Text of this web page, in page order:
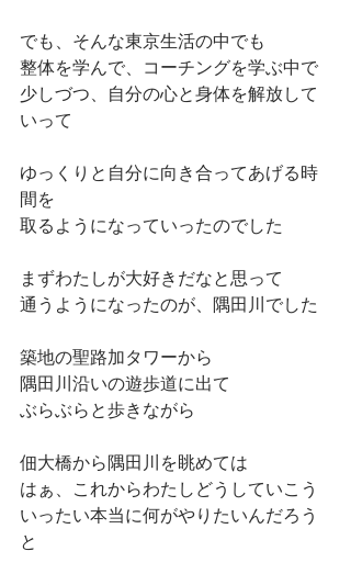
でも、そんな東京生活の中でも
整体を学んで、コーチングを学ぶ中で
少しづつ、自分の心と身体を解放して
いって
ゆっくりと自分に向き合ってあげる時
間を
取るようになっていったのでした
まずわたしが大好きだなと思って
通うようになったのが、隅田川でした
築地の聖路加タワーから
隅田川沿いの遊歩道に出て
ぶらぶらと歩きながら
佃大橋から隅田川を眺めては
はぁ、これからわたしどうしていこう
いったい本当に何がやりたいんだろう
と